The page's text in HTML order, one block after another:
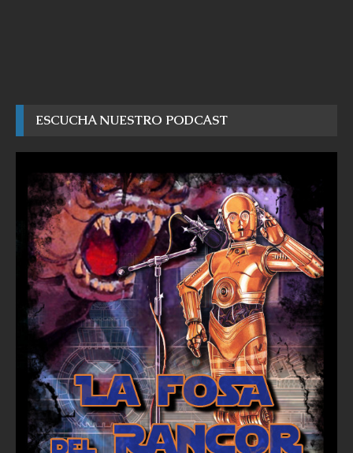
ESCUCHA NUESTRO PODCAST